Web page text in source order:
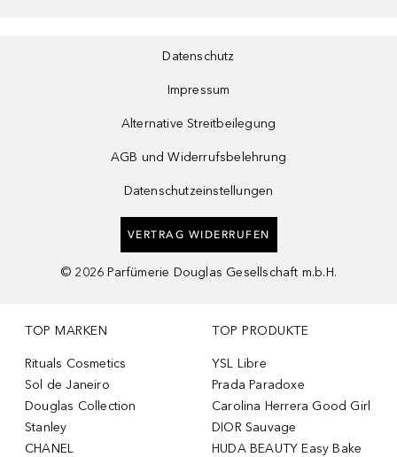
Datenschutz
Impressum
Alternative Streitbeilegung
AGB und Widerrufsbelehrung
Datenschutzeinstellungen
VERTRAG WIDERRUFEN
© 2026 Parfümerie Douglas Gesellschaft m.b.H.
TOP MARKEN
Rituals Cosmetics
Sol de Janeiro
Douglas Collection
Stanley
CHANEL
TOP PRODUKTE
YSL Libre
Prada Paradoxe
Carolina Herrera Good Girl
DIOR Sauvage
HUDA BEAUTY Easy Bake